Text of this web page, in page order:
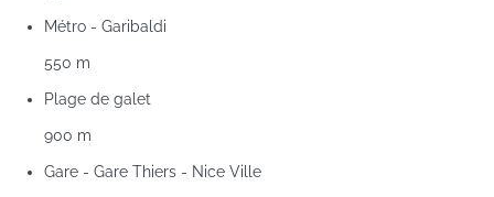
Métro - Garibaldi
550 m
Plage de galet
900 m
Gare - Gare Thiers - Nice Ville